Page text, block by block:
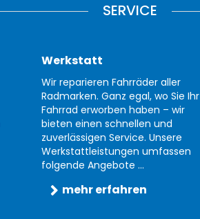
SERVICE
Werkstatt
Wir reparieren Fahrräder aller
Radmarken. Ganz egal, wo Sie Ihr
Fahrrad erworben haben – wir
bieten einen schnellen und
zuverlässigen Service. Unsere
Werkstattleistungen umfassen
folgende Angebote ...
mehr erfahren